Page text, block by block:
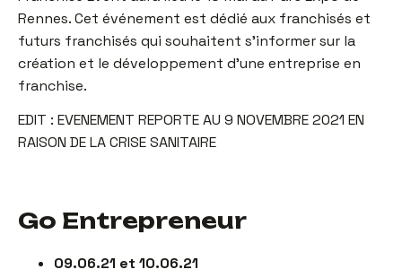
Rennes. Cet événement est dédié aux franchisés et
futurs franchisés qui souhaitent s’informer sur la
création et le développement d’une entreprise en
franchise.
EDIT : EVENEMENT REPORTE AU 9 NOVEMBRE 2021 EN
RAISON DE LA CRISE SANITAIRE
Go Entrepreneur
09.06.21 et 10.06.21